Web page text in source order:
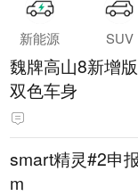
新能源 SUV
魏牌高山8新增
双色车身
smart精灵#2申
m